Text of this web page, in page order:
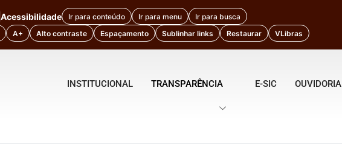
Acessibilidade Ir para conteúdo Ir para menu
Ir para busca
A+ Alto contraste Espaçamento Sublinhar links Restaurar VLibras
INSTITUCIONAL TRANSPARÊNCIA E-SIC OUVIDORIA